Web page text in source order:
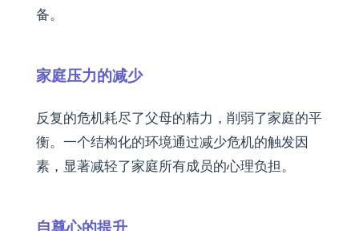
备。
家庭压力的减少
反复的危机耗尽了父母的精力，削弱了家庭的平
衡。一个结构化的环境通过减少危机的触发因
素，显著减轻了家庭所有成员的心理负担。
自尊心的提升